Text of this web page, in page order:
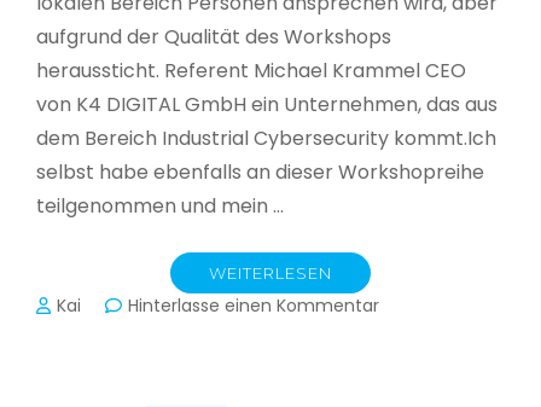
aufgrund der Qualität des Workshops
heraussticht. Referent Michael Krammel CEO
von K4 DIGITAL GmbH ein Unternehmen, das aus
dem Bereich Industrial Cybersecurity kommt.Ich
selbst habe ebenfalls an dieser Workshopreihe
teilgenommen und mein …
WEITERLESEN
Kai Hinterlasse einen Kommentarzu